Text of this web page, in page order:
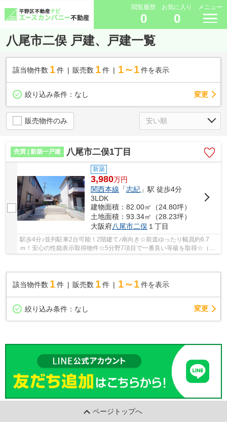
閲覧履歴
0
お気に入り
0
メニュー
八尾市二俣 戸建、戸建一覧
該当物件数 1件 販売数 1 件 1～1 件を表示
絞り込み条件： なし 変更
販売物件のみ
売買 | 新築一戸建 八尾市二俣1丁目
新築
3,980万円
関西本線 「志紀」駅 徒歩4分
3LDK
建物面積：82.00㎡（24.80坪）
土地面積：93.34㎡（28.23坪）
大阪府八尾市二俣１丁目
駅歩4分♪並列駐車2台可能！2階建て♪南向き☆前道ゆったり幅員約6.7
ｍ！安心の性能表示取得物件☆5分野7項目で一番良い等級を取得☆（耐
該当物件数 1件 販売数 1 件 1～1 件を表示
絞り込み条件： なし 変更
ページトップへ